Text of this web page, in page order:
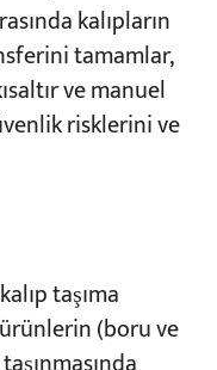
kalıpların
tamamlar,
ve manuel
risklerini ve
taşıma
(boru ve